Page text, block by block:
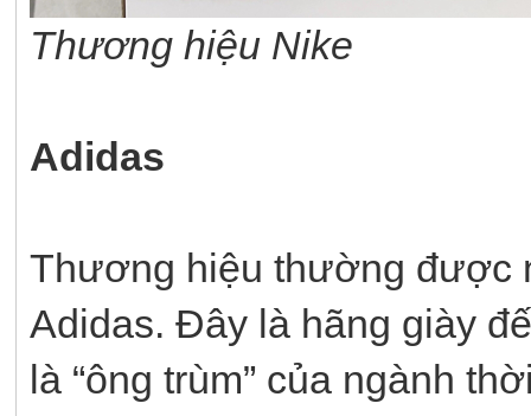
Thương hiệu Nike
Adidas
Thương hiệu thường được
Adidas. Đây là hãng giày
là “ông trùm” của ngành